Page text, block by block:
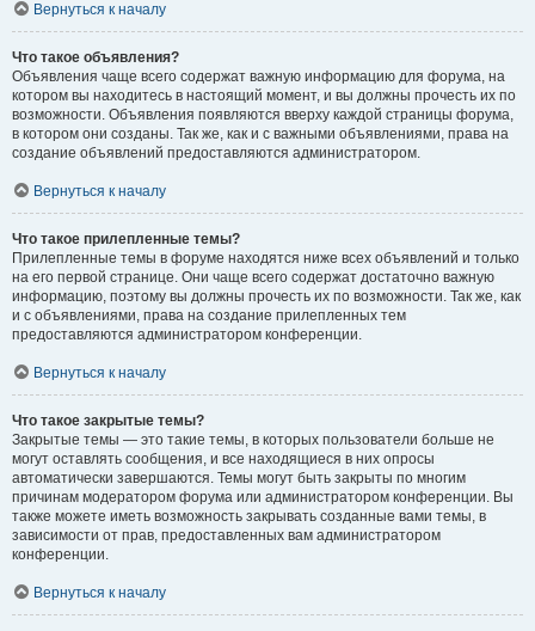
Вернуться к началу
Что такое объявления?
Объявления чаще всего содержат важную информацию для форума, на
котором вы находитесь в настоящий момент, и вы должны прочесть их по
возможности. Объявления появляются вверху каждой страницы форума,
в котором они созданы. Так же, как и с важными объявлениями, права на
создание объявлений предоставляются администратором.
Вернуться к началу
Что такое прилепленные темы?
Прилепленные темы в форуме находятся ниже всех объявлений и только
на его первой странице. Они чаще всего содержат достаточно важную
информацию, поэтому вы должны прочесть их по возможности. Так же, как
и с объявлениями, права на создание прилепленных тем
предоставляются администратором конференции.
Вернуться к началу
Что такое закрытые темы?
Закрытые темы — это такие темы, в которых пользователи больше не
могут оставлять сообщения, и все находящиеся в них опросы
автоматически завершаются. Темы могут быть закрыты по многим
причинам модератором форума или администратором конференции. Вы
также можете иметь возможность закрывать созданные вами темы, в
зависимости от прав, предоставленных вам администратором
конференции.
Вернуться к началу